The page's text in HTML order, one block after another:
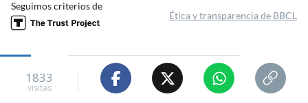
Seguimos criterios de
Ética y transparencia de BBCL
1833
visitas